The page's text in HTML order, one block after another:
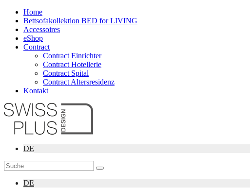
Home
Bettsofakollektion BED for LIVING
Accessoires
eShop
Contract
Contract Einrichter
Contract Hotellerie
Contract Spital
Contract Altersresidenz
Kontakt
DE
DE